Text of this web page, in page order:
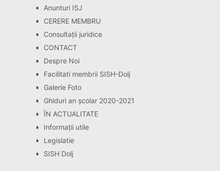
Anunturi ISJ
CERERE MEMBRU
Consultaţii juridice
CONTACT
Despre Noi
Facilitati membrii SISH-Dolj
Galerie Foto
Ghiduri an școlar 2020-2021
ÎN ACTUALITATE
Informaţii utile
Legislatie
SISH Dolj